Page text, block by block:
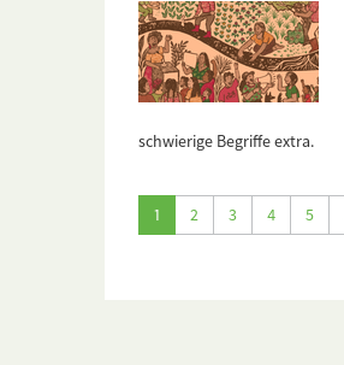
schwierige Begriffe extra.
1 2 3 4 5